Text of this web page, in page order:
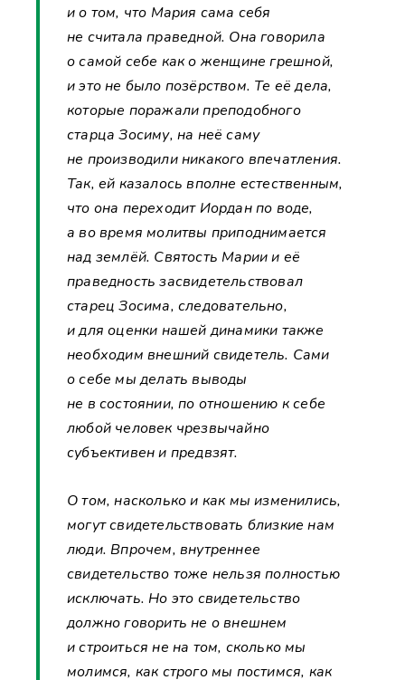
и о том, что Мария сама себя
не считала праведной. Она говорила
о самой себе как о женщине грешной,
и это не было позёрством. Те её дела,
которые поражали преподобного
старца Зосиму, на неё саму
не производили никакого впечатления.
Так, ей казалось вполне естественным,
что она переходит Иордан по воде,
а во время молитвы приподнимается
над землёй. Святость Марии и её
праведность засвидетельствовал
старец Зосима, следовательно,
и для оценки нашей динамики также
необходим внешний свидетель. Сами
о себе мы делать выводы
не в состоянии, по отношению к себе
любой человек чрезвычайно
субъективен и предвзят.
О том, насколько и как мы изменились,
могут свидетельствовать близкие нам
люди. Впрочем, внутреннее
свидетельство тоже нельзя полностью
исключать. Но это свидетельство
должно говорить не о внешнем
и строиться не на том, сколько мы
молимся, как строго мы постимся, как